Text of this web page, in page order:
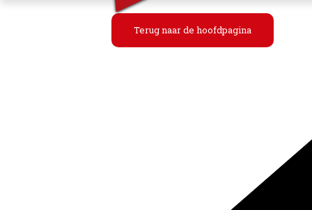
Terug naar de hoofdpagina